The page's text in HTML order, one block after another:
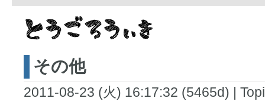
その他
2011-08-23 (火) 16:17:32 (5465d) |